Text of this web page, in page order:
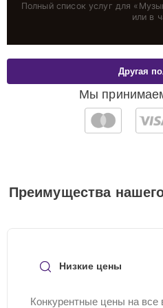
Полный список услуг для «
или в
Мы
Другая
Преимущества
Низкие цены
Конкурентные цены на все